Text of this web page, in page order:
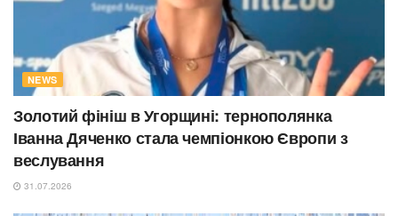
NEWS
Золотий фініш в Угорщині: тернополянка
Іванна Дяченко стала чемпіонкою Європи з
веслування
31.07.2026